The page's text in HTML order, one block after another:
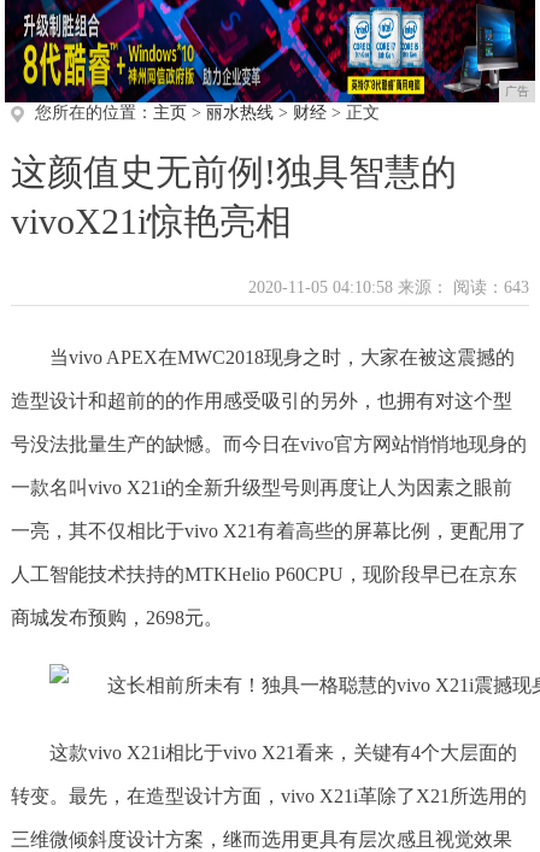
广告
您所在的位置： 主页 > 丽水热线> 财经> 正文
这颜值史无前例!独具智慧的
vivoX21i惊艳亮相
2020-11-05 04:10:58 来源： 阅读：643
当vivo APEX在MWC2018现身之时，大家在被这震撼的
造型设计和超前的的作用感受吸引的另外，也拥有对这个型
号没法批量生产的缺憾。而今日在vivo官方网站悄悄地现身的
一款名叫vivo X21i的全新升级型号则再度让人为因素之眼前
一亮，其不仅相比于vivo X21有着高些的屏幕比例，更配用了
人工智能技术扶持的MTKHelio P60CPU，现阶段早已在京东
商城发布预购，2698元。
这款vivo X21i相比于vivo X21看来，关键有4个大层面的
转变。最先，在造型设计方面，vivo X21i革除了X21所选用的
三维微倾斜度设计方案，继而选用更具有层次感且视觉效果